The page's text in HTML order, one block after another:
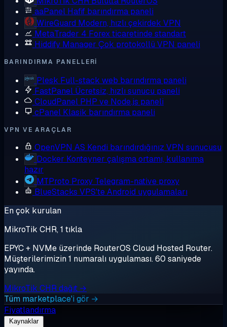
aaPanel Hafif barındırma paneli
WireGuard Modern, hızlı çekirdek VPN
MetaTrader 4 Forex ticaretinde standart
Hiddify Manager Çok protokollü VPN paneli
BARINDIRMA PANELLERI
Plesk Full-stack web barındırma paneli
FastPanel Ücretsiz, hızlı sunucu paneli
CloudPanel PHP ve Node.js paneli
cPanel Klasik barındırma paneli
VPN VE ARAÇLAR
OpenVPN AS Kendi barındırdığınız VPN sunucusu
Docker Konteyner çalışma ortamı, kullanıma
hazır
MTProto Proxy Telegram-native proxy
BlueStacks VPS'te Android uygulamaları
En çok kurulan
MikroTik CHR, 1 tıkla
EPYC + NVMe üzerinde RouterOS Cloud Hosted Router.
Müşterilerimizin 1 numaralı uygulaması. 60 saniyede
yayında.
MikroTik CHR dağıt →
Tüm marketplace'i gör →
Fiyatlandırma
Kaynaklar